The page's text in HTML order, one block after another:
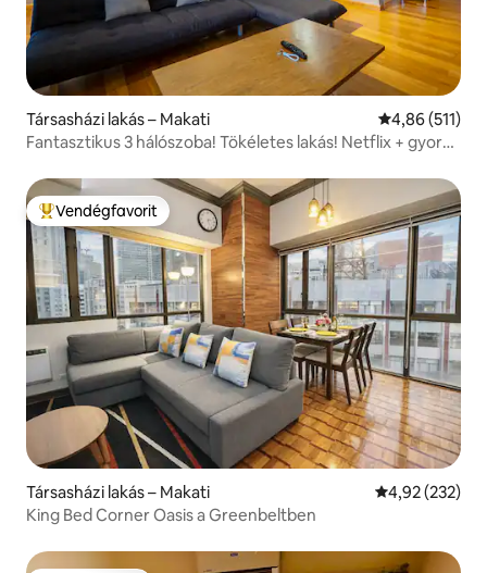
Társasházi lakás – Makati Átlagos
4,86 (511)
Fantasztikus 3 hálószoba! Tökéletes lakás! Netflix + gyors
Kiemelt vendégfavorit
Vendégfavorit
Társasházi lakás – Makati Átlagos
4,92 (232)
King Bed Corner Oasis a Greenbeltben